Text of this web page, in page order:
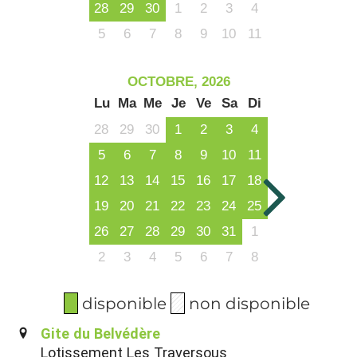
28
29 30 1 2 3
4
5
6 7 8 9 10 11
OCTOBRE, 2026
Lu
Ma Me Je Ve Sa
Di
28
29 30 1 2 3
4
5
6 7 8 9 10
11
12
13 14 15 16 17
18
19
20 21 22 23 24
25
26
27 28 29 30 31
1
2
3 4 5 6 7 8
disponible non disponible
Gite du Belvédère
Lotissement Les Traversous